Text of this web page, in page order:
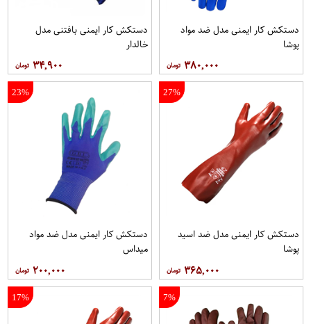
دستکش کار ایمنی مدل ضد مواد
پوشا
۳۸۰,۰۰۰
دستکش کار ایمنی بافتنی مدل
خالدار
۳۴,۹۰۰
27%
دستکش کار ایمنی مدل ضد اسید
پوشا
۳۶۵,۰۰۰
23%
دستکش کار ایمنی مدل ضد مواد
میداس
۲۰۰,۰۰۰
7%
17%